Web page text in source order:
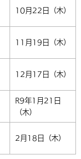
10月22日（木）
11月19日（木）
12月17日（木）
R9年1月21日
（木）
2月18日（木）